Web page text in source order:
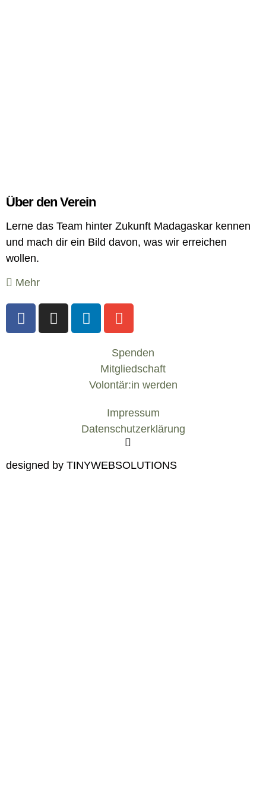
Über den Verein
Lerne das Team hinter Zukunft Madagaskar kennen
und mach dir ein Bild davon, was wir erreichen
wollen.
Mehr
Spenden
Mitgliedschaft
Volontär:in werden
Impressum
Datenschutzerklärung
designed by TINYWEBSOLUTIONS